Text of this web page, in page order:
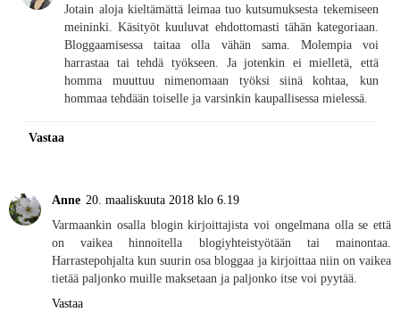
Jotain aloja kieltämättä leimaa tuo kutsumuksesta tekemiseen
meininki. Käsityöt kuuluvat ehdottomasti tähän kategoriaan.
Bloggaamisessa taitaa olla vähän sama. Molempia voi
harrastaa tai tehdä työkseen. Ja jotenkin ei mielletä, että
homma muuttuu nimenomaan työksi siinä kohtaa, kun
hommaa tehdään toiselle ja varsinkin kaupallisessa mielessä.
Vastaa
Anne 20. maaliskuuta 2018 klo 6.19
Varmaankin osalla blogin kirjoittajista voi ongelmana olla se että
on vaikea hinnoitella blogiyhteistyötään tai mainontaa.
Harrastepohjalta kun suurin osa bloggaa ja kirjoittaa niin on vaikea
tietää paljonko muille maksetaan ja paljonko itse voi pyytää.
Vastaa